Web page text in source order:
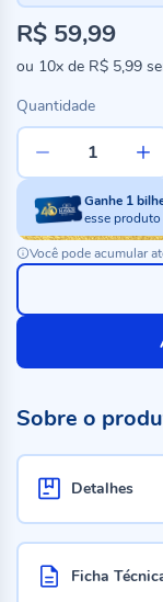
R$ 59,99
ou 10x de R$ 5,99
Quantidade
Ganhe 1
esse produto
Você pode acumular
Sobre o
Detalhes
Ficha